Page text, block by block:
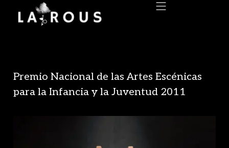
Premio Nacional de las Artes Escénicas
para la Infancia y la Juventud 2011